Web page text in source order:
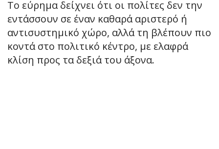
Το εύρημα δείχνει ότι οι πολίτες δεν την
εντάσσουν σε έναν καθαρά αριστερό ή
αντισυστημικό χώρο, αλλά τη βλέπουν πιο
κοντά στο πολιτικό κέντρο, με ελαφρά
κλίση προς τα δεξιά του άξονα.